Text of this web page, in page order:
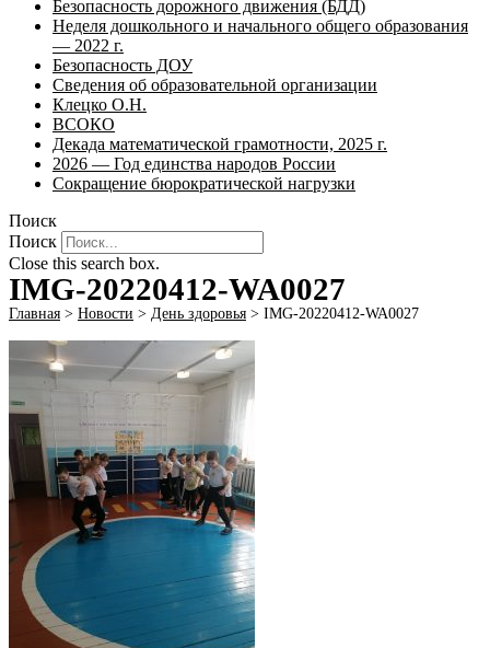
Безопасность дорожного движения (БДД)
Неделя дошкольного и начального общего образования
— 2022 г.
Безопасность ДОУ
Сведения об образовательной организации
Клецко О.Н.
ВСОКО
Декада математической грамотности, 2025 г.
2026 — Год единства народов России
Сокращение бюрократической нагрузки
Поиск
Поиск
Close this search box.
IMG-20220412-WA0027
Главная > Новости > День здоровья > IMG-20220412-WA0027